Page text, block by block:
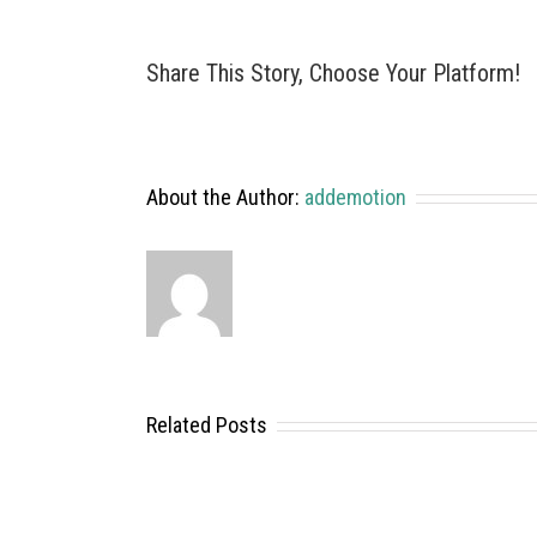
Share This Story, Choose Your Platform!
About the Author: addemotion
Related Posts